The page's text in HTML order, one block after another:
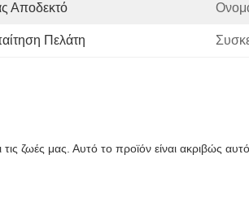
Αποδεκτό
Πελάτη
ζωές μας. Αυτό το προϊόν είναι ακριβώς